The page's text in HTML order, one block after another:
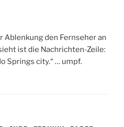
Ablenkung den Fernseher an
ist die Nachrichten-Zeile:
Springs city.“ … umpf.